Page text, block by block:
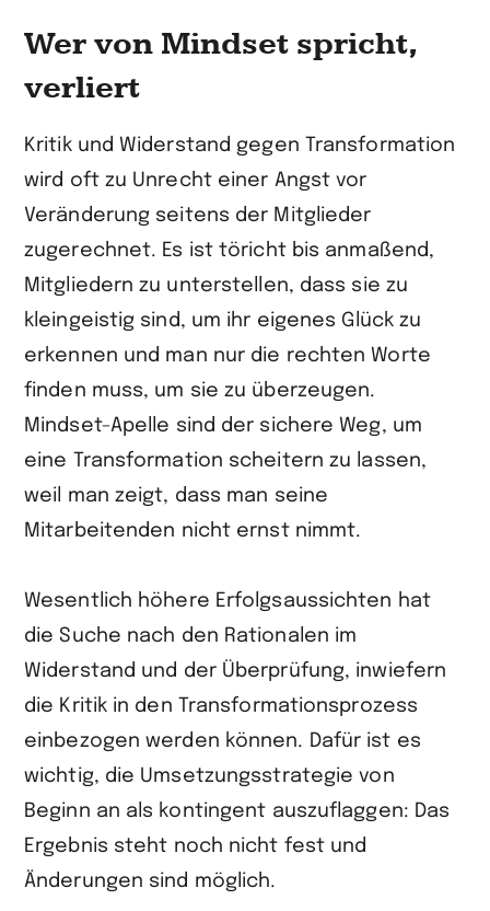
Wer von Mindset spricht,
verliert
Kritik und Widerstand gegen Transformation
wird oft zu Unrecht einer Angst vor
Veränderung seitens der Mitglieder
zugerechnet. Es ist töricht bis anmaßend,
Mitgliedern zu unterstellen, dass sie zu
kleingeistig sind, um ihr eigenes Glück zu
erkennen und man nur die rechten Worte
finden muss, um sie zu überzeugen.
Mindset-Apelle sind der sichere Weg, um
eine Transformation scheitern zu lassen,
weil man zeigt, dass man seine
Mitarbeitenden nicht ernst nimmt.
Wesentlich höhere Erfolgsaussichten hat
die Suche nach den Rationalen im
Widerstand und der Überprüfung, inwiefern
die Kritik in den Transformationsprozess
einbezogen werden können. Dafür ist es
wichtig, die Umsetzungsstrategie von
Beginn an als kontingent auszuflaggen: Das
Ergebnis steht noch nicht fest und
Änderungen sind möglich.